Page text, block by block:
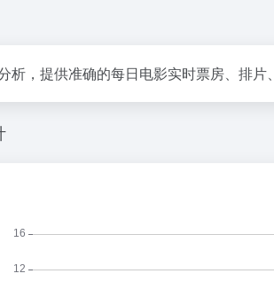
析，提供准确的每日电影实时票房、排